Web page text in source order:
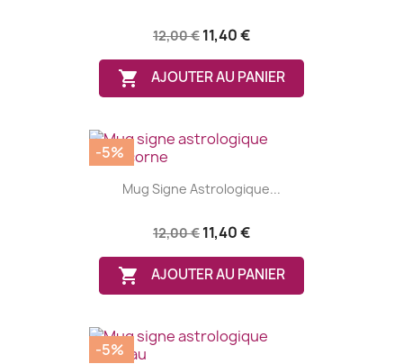
12,00 € 11,40 €
 AJOUTER AU PANIER
Mug Signe Astrologique...
12,00 € 11,40 €
 AJOUTER AU PANIER
-5%
-5%